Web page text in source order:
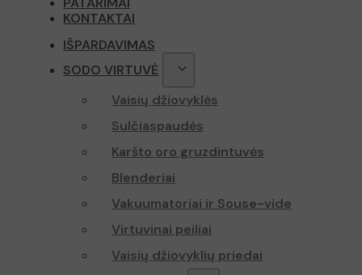
KONTAKTAI
IŠPARDAVIMAS
SODO VIRTUVĖ
Vaisių džiovyklės
Sulčiaspaudės
Karšto oro gruzdintuvės
Blenderiai
Vakuumatoriai ir Souse-vide
Virtuvinai peiliai
Vaisių džiovyklių priedai